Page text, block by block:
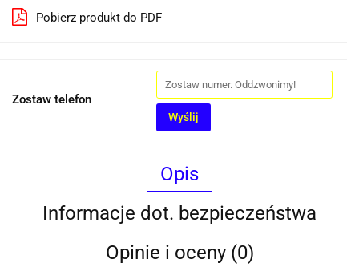
Pobierz produkt do PDF
Zostaw telefon
Wyślij
Opis
Informacje dot. bezpieczeństwa
Opinie i oceny (0)